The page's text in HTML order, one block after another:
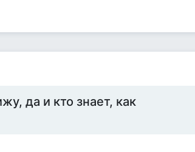
да и кто знает, как